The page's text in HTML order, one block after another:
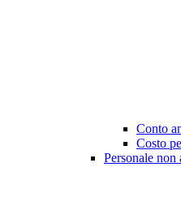
Conto
Costo
Personale non